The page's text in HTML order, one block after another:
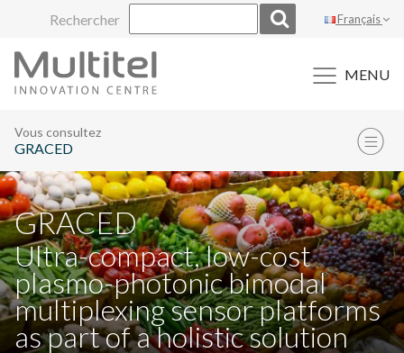
Rechercher Français
MENU
Vous consultez
GRACED
GRACED
Ultra-compact, low-cost
plasmo-photonic bimodal
multiplexing sensor platforms
as part of a holistic solution